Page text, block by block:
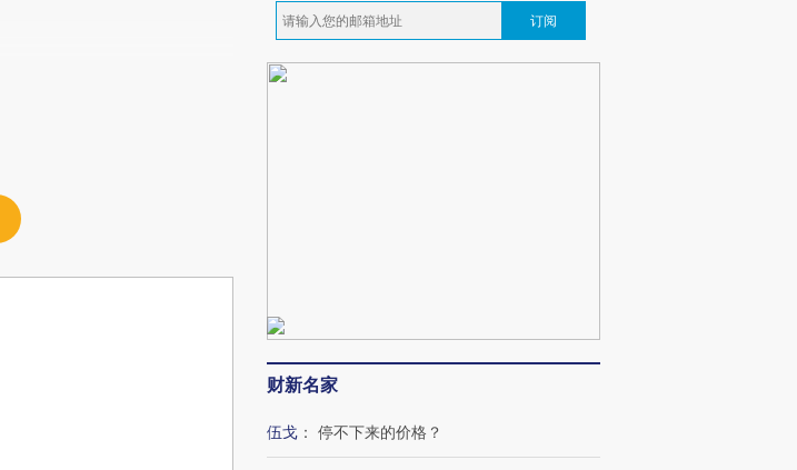
订阅
财新名家
伍戈 ： 停不下来的价格？